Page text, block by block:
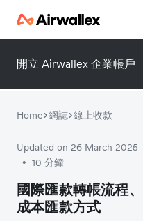
開立 Airwallex 企業帳戶
Home 網誌 線上收款
Updated on 26 March 2025
• 10 分鐘
國際匯款轉帳流程
成本匯款方式
立即觀看 3 分鐘體
請填寫資料以觀體驗短片：